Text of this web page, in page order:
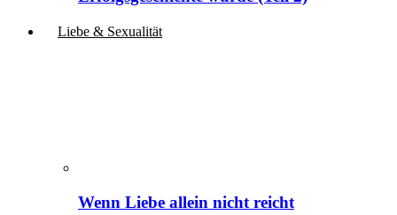
Liebe & Sexualität
Wenn Liebe allein nicht reicht